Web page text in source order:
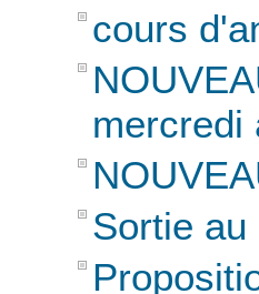
cours
mercredi
Sortie